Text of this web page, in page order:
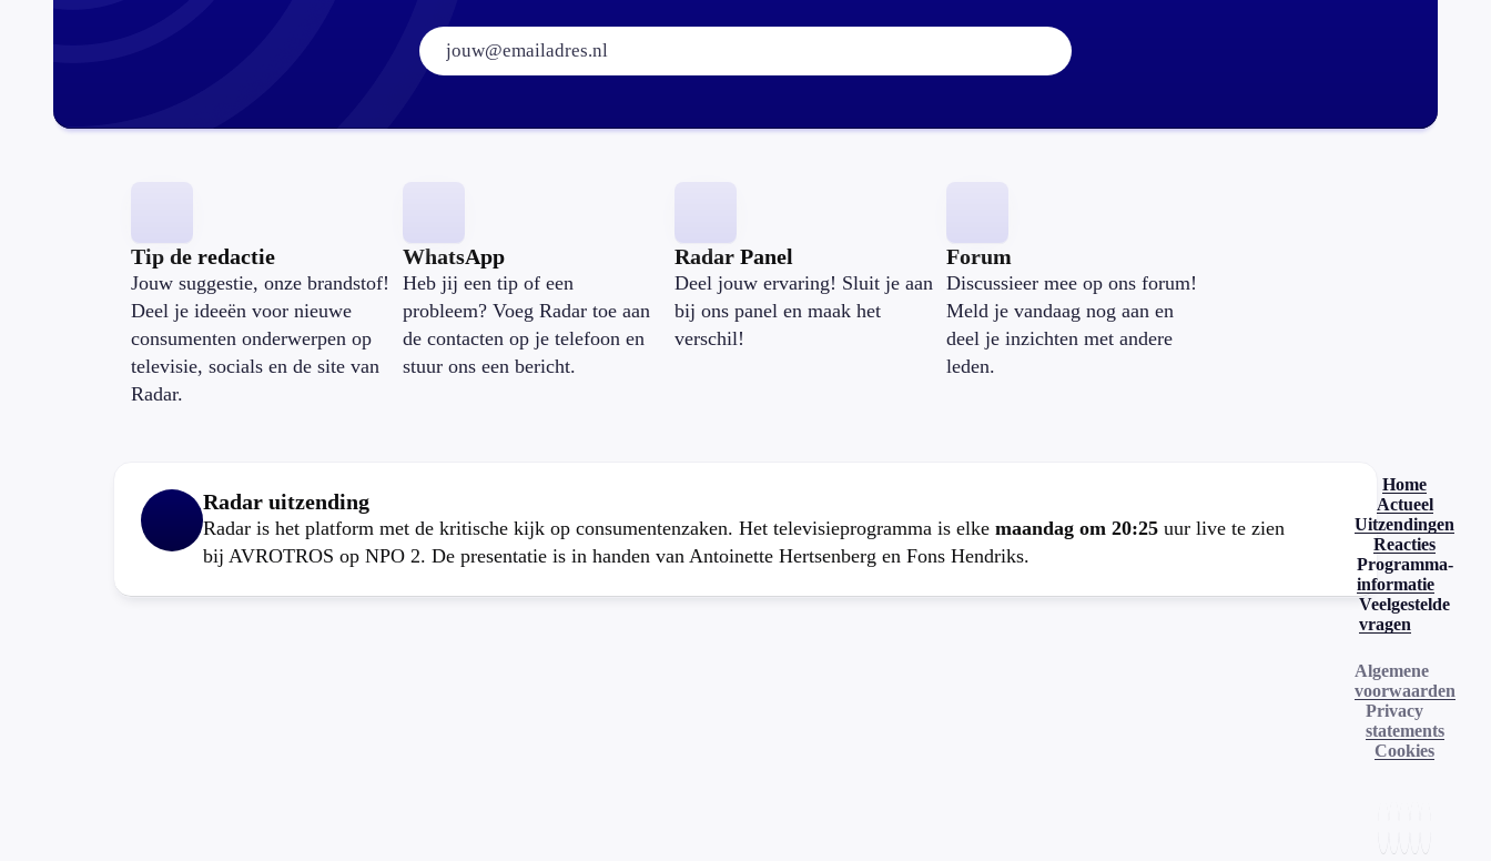
E-mailadres:
Tip de redactie
Jouw suggestie, onze brandstof!
Deel je ideeën voor nieuwe
consumenten onderwerpen op
televisie, socials en de site van
Radar.
WhatsApp
Heb jij een tip of een
probleem? Voeg Radar toe aan
de contacten op je telefoon en
stuur ons een bericht.
Radar Panel
Deel jouw ervaring! Sluit je aan
bij ons panel en maak het
verschil!
Forum
Discussieer mee op ons forum!
Meld je vandaag nog aan en
deel je inzichten met andere
leden.
Radar uitzending
Radar is het platform met de kritische kijk op consumentenzaken. Het televisieprogramma is elke maandag om 20:25 uur live te zien
bij AVROTROS op NPO 2. De presentatie is in handen van Antoinette Hertsenberg en Fons Hendriks.
Home
Actueel
Uitzendingen
Reacties
Programma-
informatie
Veelgestelde
vragen
Algemene
voorwaarden
Privacy
statements
Cookies